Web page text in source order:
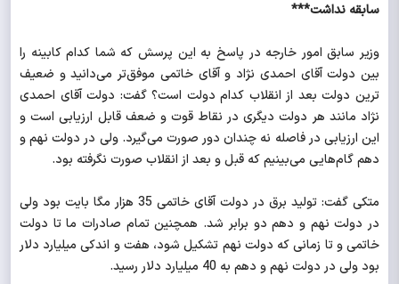
سابقه نداشت***
وزیر سابق امور خارجه در پاسخ به این پرسش که شما کدام کابینه را
بین دولت آقای احمدی نژاد و آقای خاتمی موفق‌تر می‌دانید و ضعیف
ترین دولت بعد از انقلاب کدام دولت است؟ گفت: دولت آقای احمدی
نژاد مانند هر دولت دیگری در نقاط قوت و ضعف قابل ارزیابی است و
این ارزیابی در فاصله نه چندان دور صورت می‌گیرد. ولی در دولت نهم و
دهم گام‌هایی می‌بینیم که قبل و بعد از انقلاب صورت نگرفته بود.
متکی گفت: تولید برق در دولت آقای خاتمی 35 هزار مگا بایت بود ولی
در دولت نهم و دهم دو برابر شد. همچنین تمام صادرات ما تا دولت
خاتمی و تا زمانی که دولت نهم تشکیل شود، هفت و اندکی میلیارد دلار
بود ولی در دولت نهم و دهم به 40 میلیارد دلار رسید.